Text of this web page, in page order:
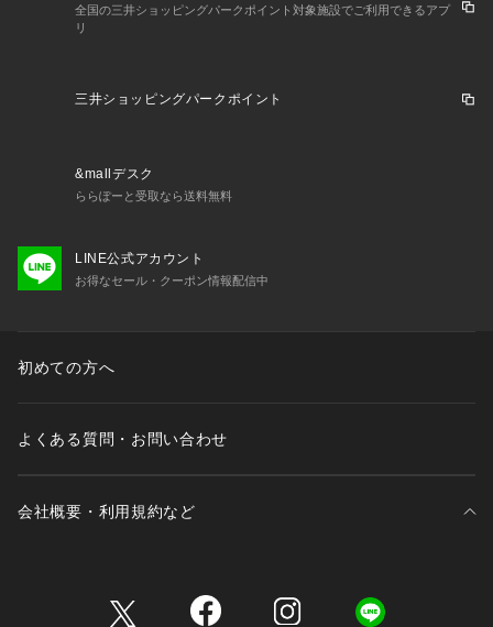
リスクヘッジ
※ご覧のモニター環境、照明等により実際の商品と色味が異な
※納品書は、保証書の代わりとなりますので必ず保管いただき
ますようお願いします 。
した時計にセットされている電池は、機能や性能に問題がない
かをチェックするモニター電池となっております。お買い上げ
対象外となりますので、予めご了承ください。
全国の三井ショッピングパークポイント対象施設でご利用できるアプ
リ
三井ショッピングパークポイント
&mallデスク
ららぽーと受取なら送料無料
LINE公式アカウント
お得なセール・クーポン情報配信中
初めての方へ
よくある質問・お問い合わせ
会社概要・利用規約など